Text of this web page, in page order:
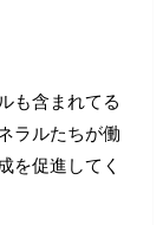
も含まれてる
ラルたちが働
を促進してく